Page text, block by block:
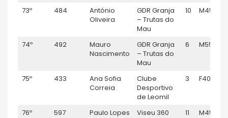
73º 484
António
Oliveira
GDR Granja
– Trutas do
Mau
10 M45
74º 492
Mauro
Nascimento
GDR Granja
– Trutas do
Mau
6 M55
75º 433
Ana Sofia
Correia
Clube
Desportivo
de Leomil
3 F40
76º 597 Paulo Lopes Viseu 360 11
M45